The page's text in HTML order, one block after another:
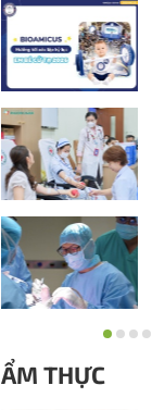
ẨM THỰC